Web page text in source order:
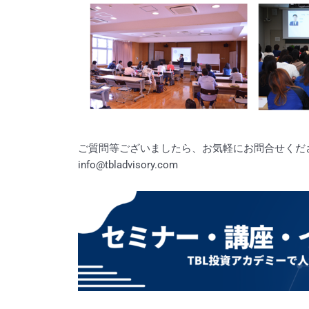
ご質問等ございましたら、お気軽にお問合せくだ
info@tbladvisory.com